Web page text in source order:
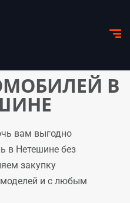
В
вам выгодно
в Нетешине без
закупку
моделей и с любым